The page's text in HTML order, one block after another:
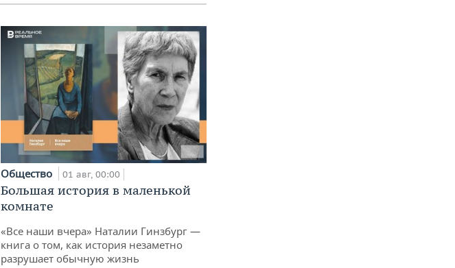
Общество 01 авг, 00:00
Большая история в маленькой
комнате
«Все наши вчера» Наталии Гинзбург —
книга о том, как история незаметно
разрушает обычную жизнь